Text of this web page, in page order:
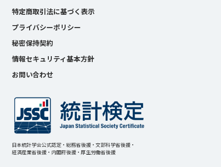
特定商取引法に基づく表示
プライバシーポリシー
秘密保持契約
情報セキュリティ基本方針
お問い合わせ
日本統計学会公式認定・総務省後援・文部科学省後援・
経済産業省後援・内閣府後援・厚生労働省後援